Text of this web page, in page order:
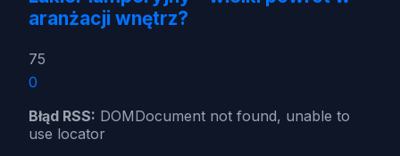
aranżacji wnętrz?
75
0
Błąd RSS: DOMDocument not found, unable to
use locator